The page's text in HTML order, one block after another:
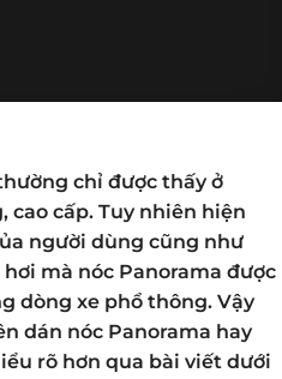
chỉ được thấy ở
cao cấp. Tuy nhiên hiện
người dùng cũng như
mà nóc Panorama được
dòng xe phổ thông. Vậy
dán nóc Panorama hay
rõ hơn qua bài viết dưới